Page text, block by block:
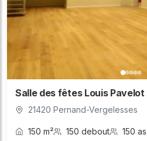
Salle des fêtes Louis
21420 Pernand-Vergelesses
150 m² 150 debout 150